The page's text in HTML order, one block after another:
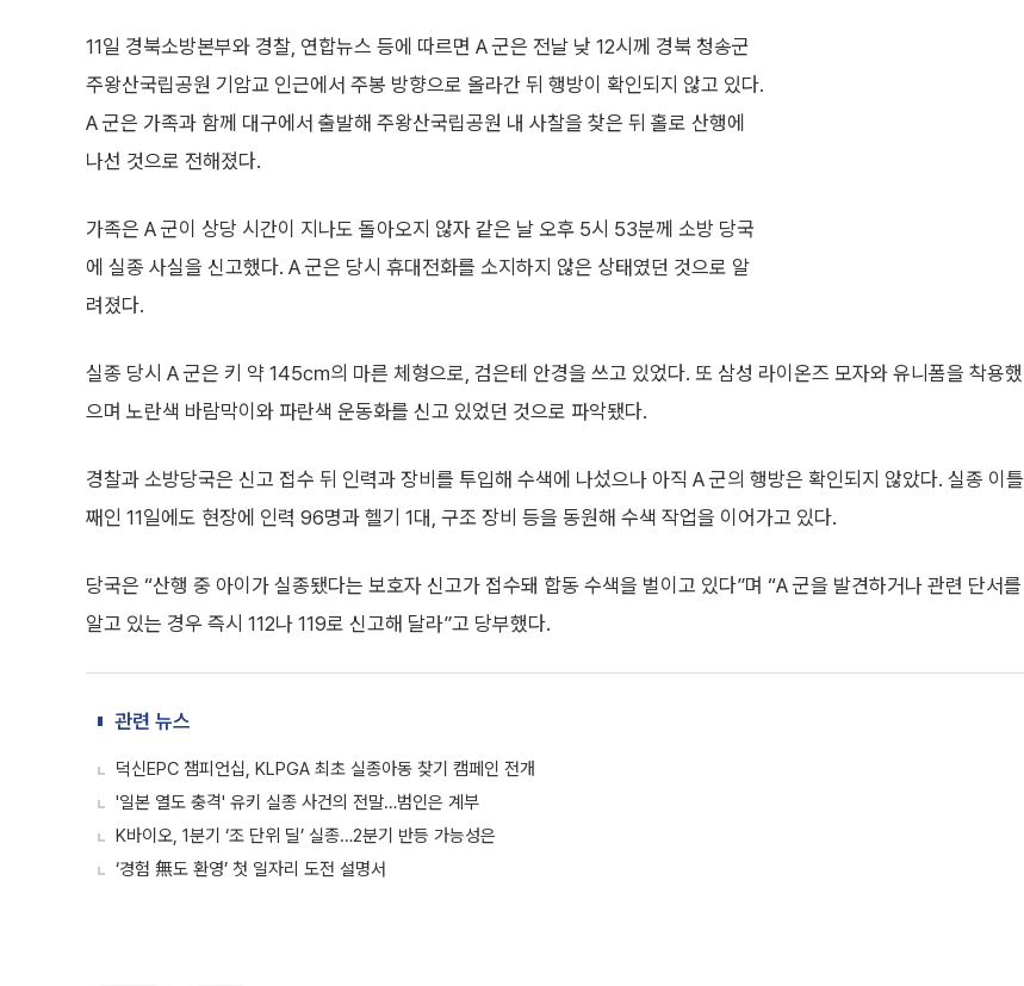
11일 경북소방본부와 경찰, 연합뉴스 등에 따르면 A 군은 전날 낮 12시께 경북 청송군
주왕산국립공원 기암교 인근에서 주봉 방향으로 올라간 뒤 행방이 확인되지 않고 있다.
A 군은 가족과 함께 대구에서 출발해 주왕산국립공원 내 사찰을 찾은 뒤 홀로 산행에
나선 것으로 전해졌다.
가족은 A 군이 상당 시간이 지나도 돌아오지 않자 같은 날 오후 5시 53분께 소방 당국
에 실종 사실을 신고했다. A 군은 당시 휴대전화를 소지하지 않은 상태였던 것으로 알
려졌다.
실종 당시 A 군은 키 약 145㎝의 마른 체형으로, 검은테 안경을 쓰고 있었다. 또 삼성 라이온즈 모자와 유니폼을 착용했
으며 노란색 바람막이와 파란색 운동화를 신고 있었던 것으로 파악됐다.
경찰과 소방당국은 신고 접수 뒤 인력과 장비를 투입해 수색에 나섰으나 아직 A 군의 행방은 확인되지 않았다. 실종 이틀
째인 11일에도 현장에 인력 96명과 헬기 1대, 구조 장비 등을 동원해 수색 작업을 이어가고 있다.
당국은 “산행 중 아이가 실종됐다는 보호자 신고가 접수돼 합동 수색을 벌이고 있다”며 “A 군을 발견하거나 관련 단서를
알고 있는 경우 즉시 112나 119로 신고해 달라”고 당부했다.
관련 뉴스
덕신EPC 챔피언십, KLPGA 최초 실종아동 찾기 캠페인 전개
'일본 열도 충격' 유키 실종 사건의 전말…범인은 계부
K바이오, 1분기 ‘조 단위 딜’ 실종…2분기 반등 가능성은
‘경험 無도 환영’ 첫 일자리 도전 설명서